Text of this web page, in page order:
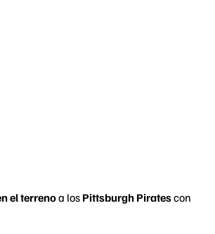
el terrenoa los Pittsburgh Piratescon